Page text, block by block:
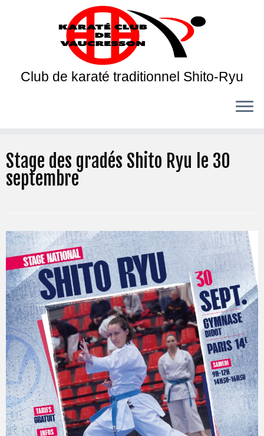
Club de karaté traditionnel Shito-Ryu
Stage des gradés Shito Ryu le 30
septembre